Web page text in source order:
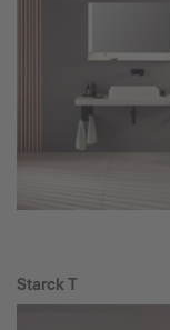
Starck T